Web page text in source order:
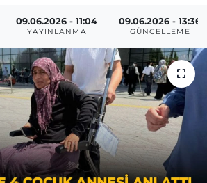
09.06.2026 - 11:04
YAYINLANMA
09.06.2026 - 13:36
GÜNCELLEME